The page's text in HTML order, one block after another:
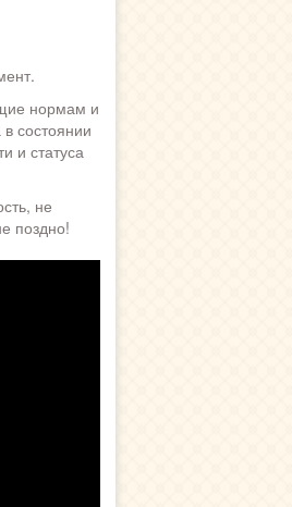
нормам и
состоянии
и статуса
не
поздно!